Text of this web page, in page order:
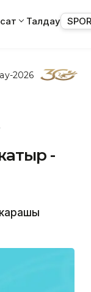
Талдау
2026
-